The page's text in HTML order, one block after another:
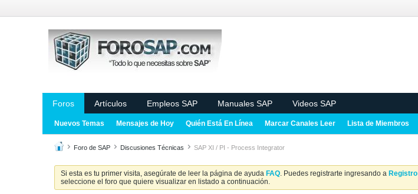
Foros Artículos Empleos SAP Manuales SAP Videos SAP
Nuevos Temas Mensajes de Hoy Quién Está En Línea Marcar Canales Leer Lista de Miembros
Foro de SAP Discusiones Técnicas SAP XI / PI - Process Integrator
Si esta es tu primer visita, asegúrate de leer la página de ayuda FAQ. Puedes registrarte ingresando a Registro
seleccione el foro que quiere visualizar en listado a continuación.